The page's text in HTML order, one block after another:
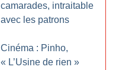
camarades, intraitable
avec les patrons
Cinéma : Pinho,
« L’Usine de rien »